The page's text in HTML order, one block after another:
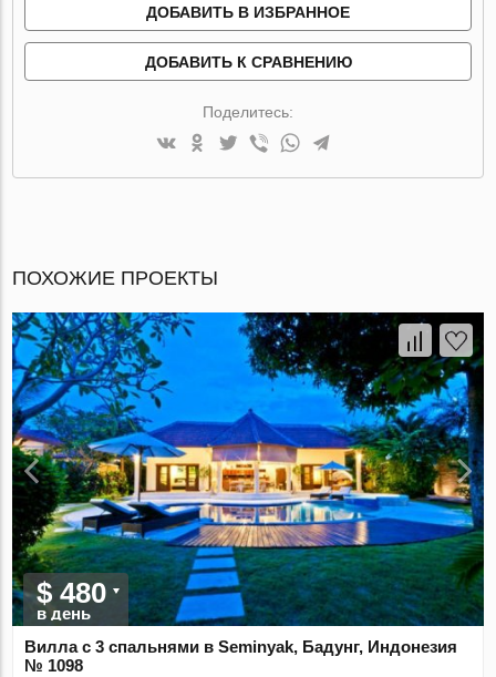
ДОБАВИТЬ В ИЗБРАННОЕ
ДОБАВИТЬ К СРАВНЕНИЮ
Поделитесь:
ПОХОЖИЕ ПРОЕКТЫ
$ 480
в день
Вилла с 3 спальнями в Seminyak, Бадунг, Индонезия
№ 1098